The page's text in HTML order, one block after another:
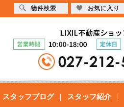
スタッフブログ スタッフ紹介
物件検索 お気に入り